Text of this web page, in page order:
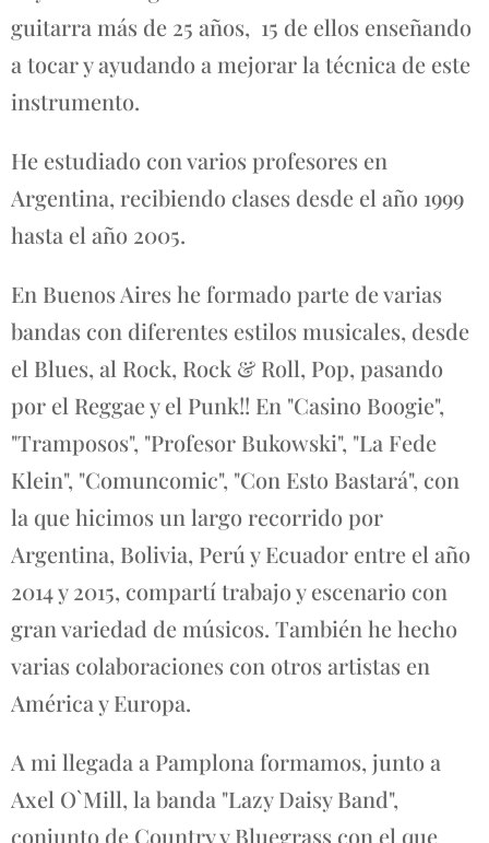
guitarra más de 25 años, 15 de ellos enseñando
a tocar y ayudando a mejorar la técnica de este
instrumento.
He estudiado con varios profesores en
Argentina, recibiendo clases desde el año 1999
hasta el año 2005.
En Buenos Aires he formado parte de varias
bandas con diferentes estilos musicales, desde
el Blues, al Rock, Rock & Roll, Pop, pasando
por el Reggae y el Punk!! En "Casino Boogie",
"Tramposos", "Profesor Bukowski", "La Fede
Klein", "Comuncomic", "Con Esto Bastará", con
la que hicimos un largo recorrido por
Argentina, Bolivia, Perú y Ecuador entre el año
2014 y 2015, compartí trabajo y escenario con
gran variedad de músicos. También he hecho
varias colaboraciones con otros artistas en
América y Europa.
A mi llegada a Pamplona formamos, junto a
Axel O`Mill, la banda "Lazy Daisy Band",
conjunto de Country y Bluegrass con el que